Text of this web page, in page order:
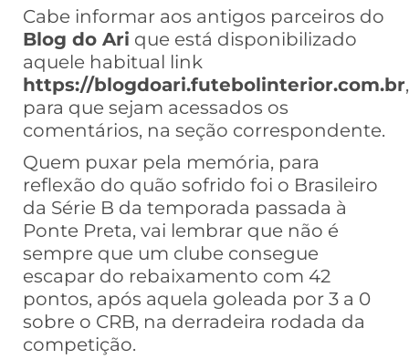
Cabe informar aos antigos parceiros do
Blog do Ari que está disponibilizado
aquele habitual link
https://blogdoari.futebolinterior.com.br,
para que sejam acessados os
comentários, na seção correspondente.
Quem puxar pela memória, para
reflexão do quão sofrido foi o Brasileiro
da Série B da temporada passada à
Ponte Preta, vai lembrar que não é
sempre que um clube consegue
escapar do rebaixamento com 42
pontos, após aquela goleada por 3 a 0
sobre o CRB, na derradeira rodada da
competição.